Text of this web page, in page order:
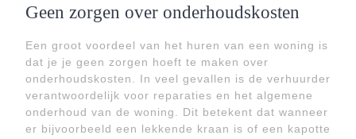
Geen zorgen over onderhoudskosten
Een groot voordeel van het huren van een woning is
dat je je geen zorgen hoeft te maken over
onderhoudskosten. In veel gevallen is de verhuurder
verantwoordelijk voor reparaties en het algemene
onderhoud van de woning. Dit betekent dat wanneer
er bijvoorbeeld een lekkende kraan is of een kapotte